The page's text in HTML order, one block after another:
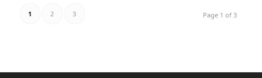
Page 1 of 3
1 2 3